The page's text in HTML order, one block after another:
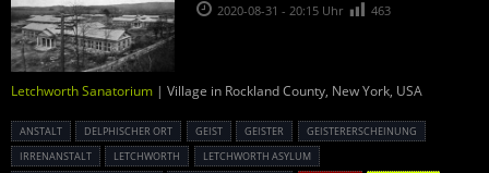
2020-08-31 - 20:15 Uhr 463
Letchworth Sanatorium | Village in Rockland County, New York, USA
ANSTALT DELPHISCHER ORT GEIST GEISTER
GEISTERERSCHEINUNG
IRRENANSTALT
LETCHWORTH
LETCHWORTH ASYLUM